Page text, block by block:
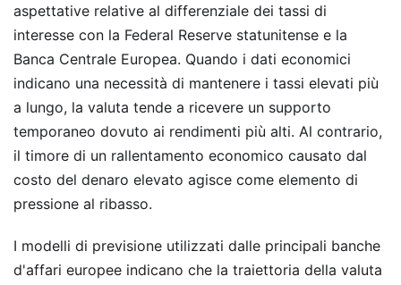
aspettative relative al differenziale dei tassi di
interesse con la Federal Reserve statunitense e la
Banca Centrale Europea. Quando i dati economici
indicano una necessità di mantenere i tassi elevati più
a lungo, la valuta tende a ricevere un supporto
temporaneo dovuto ai rendimenti più alti. Al contrario,
il timore di un rallentamento economico causato dal
costo del denaro elevato agisce come elemento di
pressione al ribasso.
I modelli di previsione utilizzati dalle principali banche
d'affari europee indicano che la traiettoria della valuta